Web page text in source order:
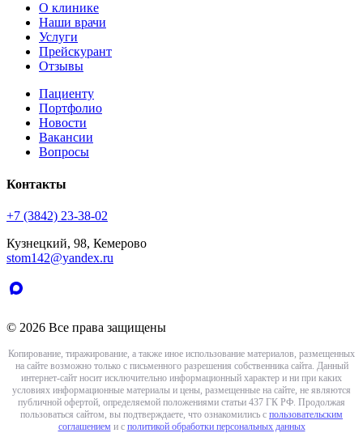
О клинике
Наши врачи
Услуги
Прейскурант
Отзывы
Пациенту
Портфолио
Новости
Вакансии
Вопросы
Контакты
+7 (3842) 23-38-02
Кузнецкий, 98, Кемерово
stom142@yandex.ru
© 2026 Все права защищены
Копирование, тиражирование, а также иное использование материалов, размещенных
на сайте возможно только с письменного разрешения собственника сайта. Данный
интернет-сайт носит исключительно информационный характер и ни при каких
условиях информационные материалы и цены, размещенные на сайте, не являются
публичной офертой, определяемой положениями статьи 437 ГК РФ. Продолжая
пользоваться сайтом, вы подтверждаете, что ознакомились с пользовательским
соглашением и с политикой обработки персональных данных